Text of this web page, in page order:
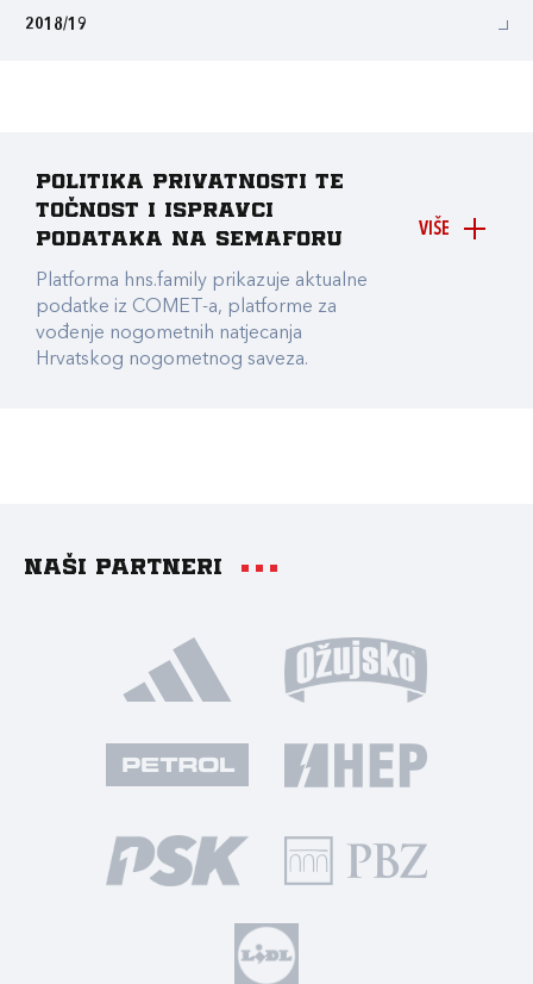
2018/19
VIŠE
Politika privatnosti te
točnost i ispravci
podataka na Semaforu
Platforma hns.family prikazuje aktualne
podatke iz COMET-a, platforme za
vođenje nogometnih natjecanja
Hrvatskog nogometnog saveza.
Naši partneri